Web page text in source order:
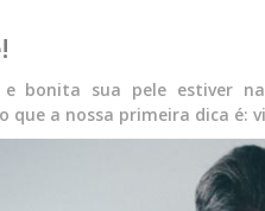
bonita sua pele estiver
que a nossa primeira dica é: